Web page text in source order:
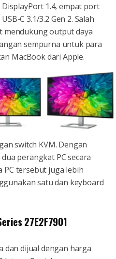
1.4, empat port
C 3.1/3.2 Gen 2. Salah
mendukung output daya
sempurna untuk para
MacBook dari Apple.
switch KVM. Dengan
perangkat PC secara
PC tersebut juga lebih
satu dan keyboard
27E2F7901
dan dijual dengan harga